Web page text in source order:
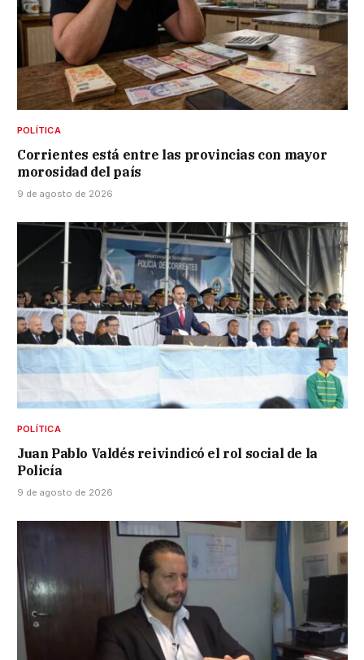
POLÍTICA
Corrientes está entre las provincias con mayor
morosidad del país
9 de agosto de 2026
POLÍTICA
Juan Pablo Valdés reivindicó el rol social de la
Policía
9 de agosto de 2026